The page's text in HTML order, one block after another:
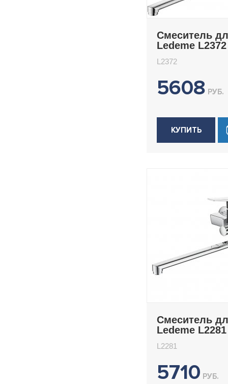
Смеситель
Ledeme L2372
L2372
5608 РУБ.
КУПИТЬ
Смеситель
Ledeme L2281
L2281
5710 РУБ.